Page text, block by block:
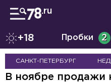
+18 Пробки 2
САНКТ-ПЕТЕРБУРГ
В ноябре продажи